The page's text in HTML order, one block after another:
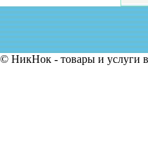
© НикНок - товары и услуги в